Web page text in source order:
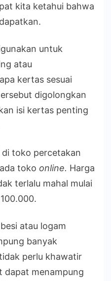
kita ketahui bahwa
untuk
atau
kertas sesuai
digolongkan
isi kertas penting
di toko percetakan
toko online. Harga
terlalu mahal mulai
atau logam
banyak
perlu khawatir
dapat menampung